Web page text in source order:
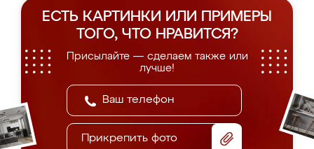
ЕСТЬ КАРТИНКИ ИЛИ ПРИМЕРЫ
ТОГО, ЧТО НРАВИТСЯ?
Присылайте — сделаем также или
лучше!
Прикрепить фото